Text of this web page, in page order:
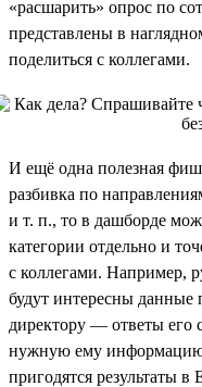
«расшарить» опрос по
представлены в
поделиться с коллегами.
И ещё одна полезная
разбивка по
и т. п., то в дашборде
категории отдельно и
с коллегами. Например,
будут интересны данные
директору — ответы его
нужную ему
пригодятся результаты